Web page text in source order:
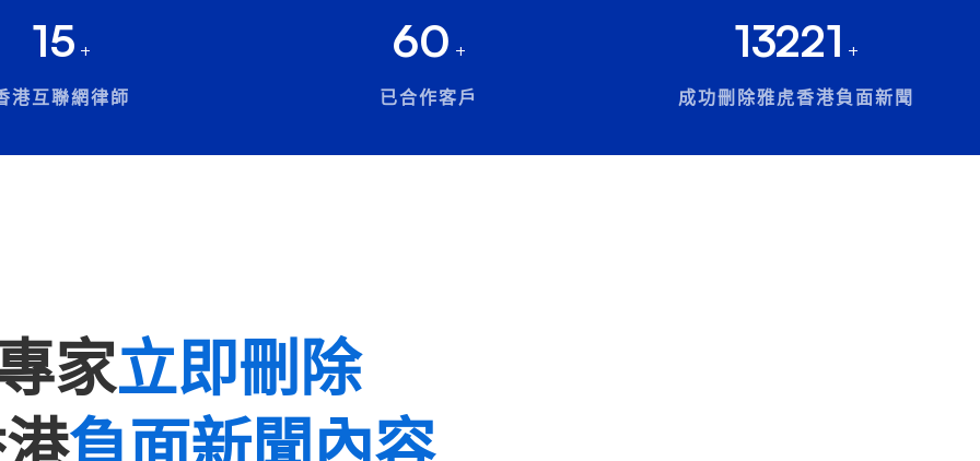
15 +
港互聯網律師
60 +
已合作客戶
13221 +
成功刪除雅虎香港負面新聞
家立即刪除
負面新聞內容